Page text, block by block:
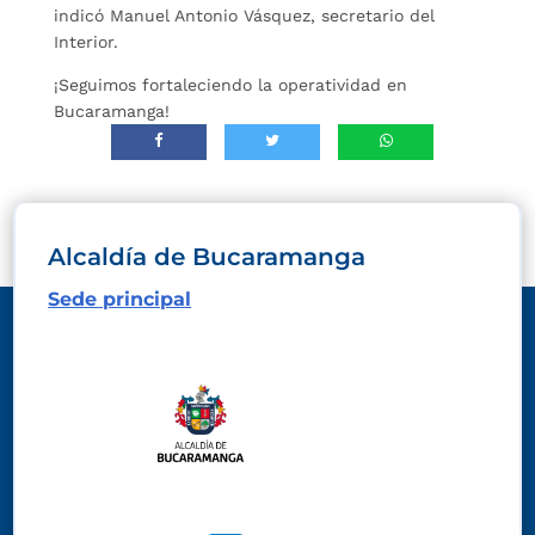
indicó Manuel Antonio Vásquez, secretario del
Interior.
¡Seguimos fortaleciendo la operatividad en
Bucaramanga!
Alcaldía de Bucaramanga
Sede principal